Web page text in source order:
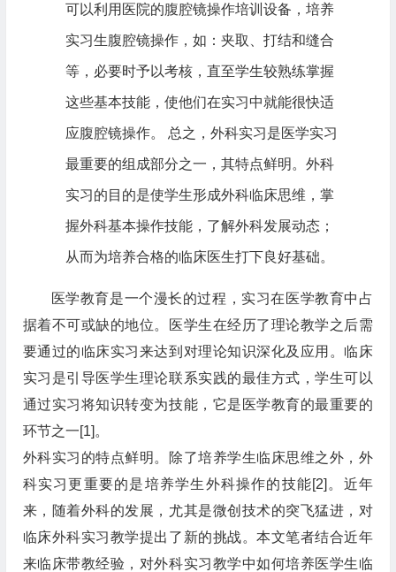
可以利用医院的腹腔镜操作培训设备，培养
实习生腹腔镜操作，如：夹取、打结和缝合
等，必要时予以考核，直至学生较熟练掌握
这些基本技能，使他们在实习中就能很快适
应腹腔镜操作。 总之，外科实习是医学实习
最重要的组成部分之一，其特点鲜明。外科
实习的目的是使学生形成外科临床思维，掌
握外科基本操作技能，了解外科发展动态；
从而为培养合格的临床医生打下良好基础。
医学教育是一个漫长的过程，实习在医学教育中占
据着不可或缺的地位。医学生在经历了理论教学之后需
要通过的临床实习来达到对理论知识深化及应用。临床
实习是引导医学生理论联系实践的最佳方式，学生可以
通过实习将知识转变为技能，它是医学教育的最重要的
环节之一[1]。
外科实习的特点鲜明。除了培养学生临床思维之外，外
科实习更重要的是培养学生外科操作的技能[2]。近年
来，随着外科的发展，尤其是微创技术的突飞猛进，对
临床外科实习教学提出了新的挑战。本文笔者结合近年
来临床带教经验，对外科实习教学中如何培养医学生临